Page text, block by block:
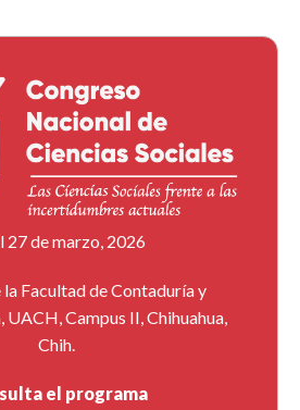
27 de marzo, 2026
Facultad de Contaduría y
Campus II, Chihuahua,
Chih.
el programa